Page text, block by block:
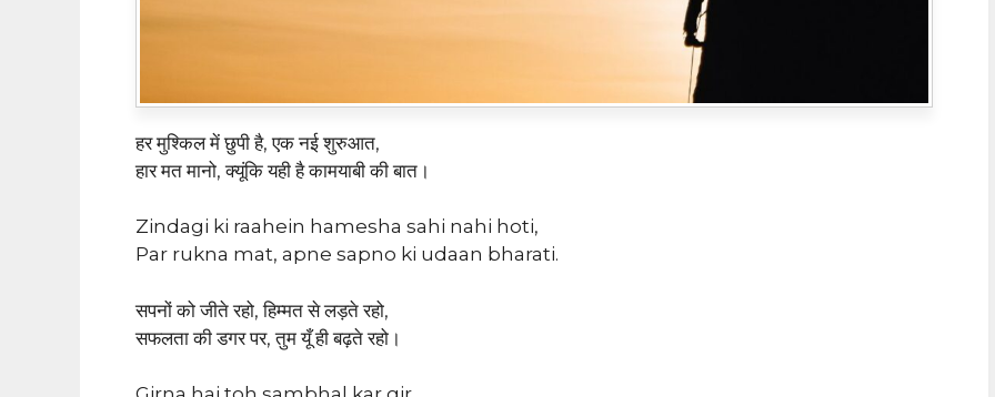
हर मुश्किल में छुपी है, एक नई शुरुआत,
हार मत मानो, क्यूंकि यही है कामयाबी की बात।
Zindagi ki raahein hamesha sahi nahi hoti,
Par rukna mat, apne sapno ki udaan bharati.
सपनों को जीते रहो, हिम्मत से लड़ते रहो,
सफलता की डगर पर, तुम यूँ ही बढ़ते रहो।